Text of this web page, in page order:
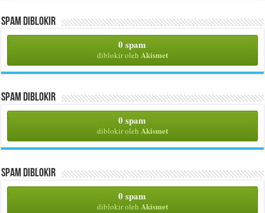
Spam Diblokir
0 spam
diblokir oleh Akismet
Spam Diblokir
0 spam
diblokir oleh Akismet
Spam Diblokir
0 spam
diblokir oleh Akismet